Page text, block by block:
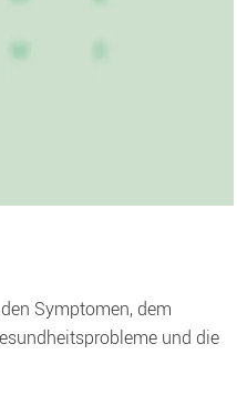
Symptomen, dem
und die